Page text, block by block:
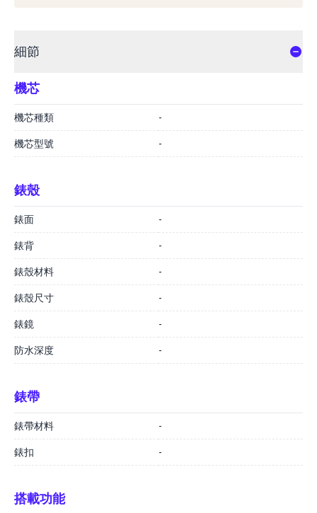
細節
機芯
機芯種類 -
機芯型號 -
錶殼
錶面 -
錶背 -
錶殼材料 -
錶殼尺寸 -
錶鏡 -
防水深度 -
錶帶
錶帶材料 -
錶扣 -
搭載功能